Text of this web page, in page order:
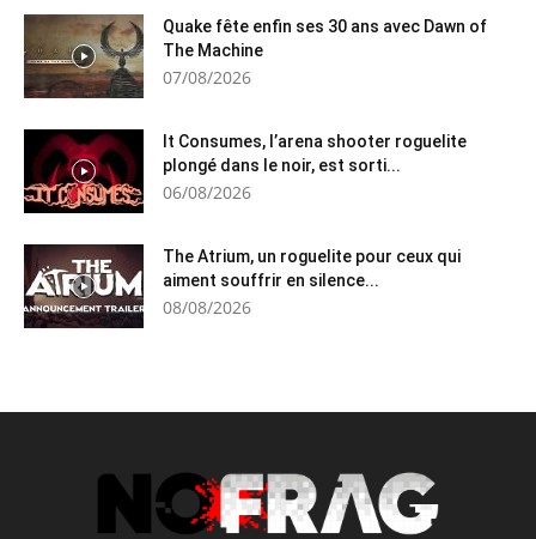
Quake fête enfin ses 30 ans avec Dawn of
The Machine
07/08/2026
It Consumes, l’arena shooter roguelite
plongé dans le noir, est sorti...
06/08/2026
The Atrium, un roguelite pour ceux qui
aiment souffrir en silence...
08/08/2026